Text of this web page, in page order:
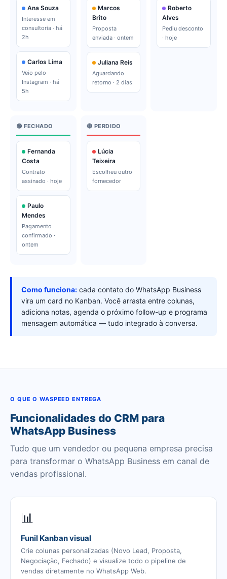
Ana Souza
Interesse em
consultoria · há
2h
Carlos Lima
Veio pelo
Instagram · há
5h
Marcos
Brito
Proposta
enviada · ontem
Juliana Reis
Aguardando
retorno · 2 dias
Roberto
Alves
Pediu desconto
· hoje
🟢 FECHADO
Fernanda
Costa
Contrato
assinado · hoje
Paulo
Mendes
Pagamento
confirmado ·
ontem
🔴 PERDIDO
Lúcia
Teixeira
Escolheu outro
fornecedor
Como funciona: cada contato do WhatsApp Business
vira um card no Kanban. Você arrasta entre colunas,
adiciona notas, agenda o próximo follow-up e programa
mensagem automática — tudo integrado à conversa.
O QUE O WASPEED ENTREGA
Funcionalidades do CRM para
WhatsApp Business
Tudo que um vendedor ou pequena empresa precisa
para transformar o WhatsApp Business em canal de
vendas profissional.
📊
Funil Kanban visual
Crie colunas personalizadas (Novo Lead, Proposta,
Negociação, Fechado) e visualize todo o pipeline de
vendas diretamente no WhatsApp Web.